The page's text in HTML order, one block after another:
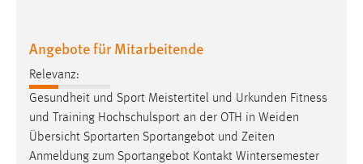
Angebote für Mitarbeitende
Relevanz:
Gesundheit und Sport Meistertitel und Urkunden Fitness
und Training Hochschulsport an der OTH in Weiden
Übersicht Sportarten Sportangebot und Zeiten
Anmeldung zum Sportangebot Kontakt Wintersemester
MARKETING
Marketing Cookies werden von Drittanbietern
verwendet, um personalisierte Werbung anzuzeigen.
Sie tun dies, indem sie Besucher über Websites
hinweg verfolgen.